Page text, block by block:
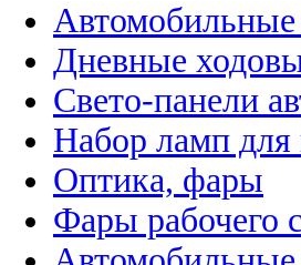
Дневные
Свето-панели
Набор ламп для
Оптика, фары
Фары рабочего